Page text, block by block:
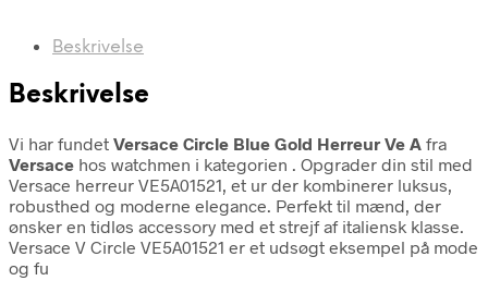
Beskrivelse
Beskrivelse
Vi har fundet Versace Circle Blue Gold Herreur Ve A fra
Versace hos watchmen i kategorien . Opgrader din stil med
Versace herreur VE5A01521, et ur der kombinerer luksus,
robusthed og moderne elegance. Perfekt til mænd, der
ønsker en tidløs accessory med et strejf af italiensk klasse.
Versace V Circle VE5A01521 er et udsøgt eksempel på mode
og fu